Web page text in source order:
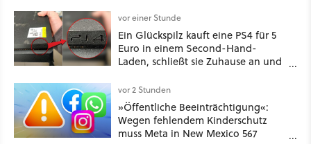
vor einer Stunde
Ein Glückspilz kauft eine PS4 für 5
Euro in einem Second-Hand-
Laden, schließt sie Zuhause an und
funktionierende PlayStation [Best of
GameStar]
vor 2 Stunden
»Öffentliche Beeinträchtigung«:
Wegen fehlendem Kinderschutz
muss Meta in New Mexico 567